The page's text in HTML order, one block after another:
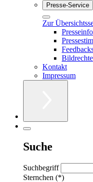
Presse-Service
Zur
Bildrechte
Kontakt
Impressum
Suche
Suchbegriff
Sternchen (*)